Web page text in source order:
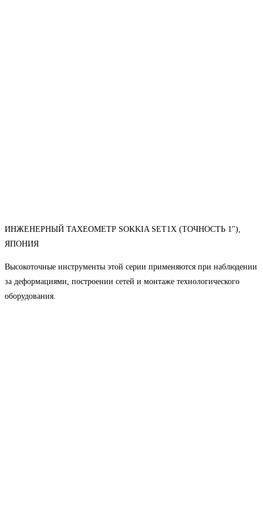
ИНЖЕНЕРНЫЙ ТАХЕОМЕТР SOKKIA SET1X (ТОЧНОСТЬ 1"),
ЯПОНИЯ
Высокоточные инструменты этой серии применяются при наблюдении
за деформациями, построении сетей и монтаже технологического
оборудования.